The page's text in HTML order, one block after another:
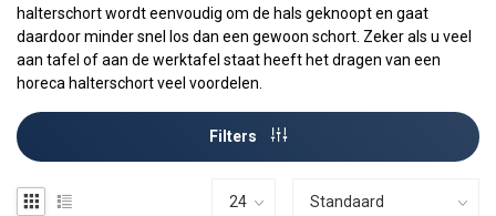
halterschort wordt eenvoudig om de hals geknoopt en gaat
daardoor minder snel los dan een gewoon schort. Zeker als u veel
aan tafel of aan de werktafel staat heeft het dragen van een
horeca halterschort veel voordelen.
Filters